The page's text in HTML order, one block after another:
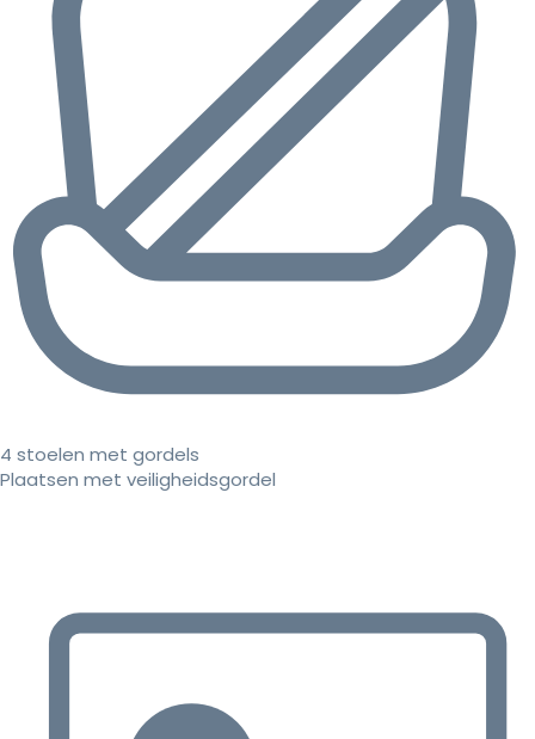
4 stoelen met gordels
Plaatsen met veiligheidsgordel